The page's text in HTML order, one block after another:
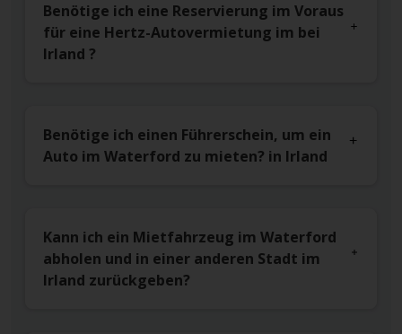
Benötige ich eine Reservierung im Voraus
für eine Hertz-Autovermietung im bei
Irland ?
Benötige ich einen Führerschein, um ein
Auto im Waterford zu mieten? in Irland
Kann ich ein Mietfahrzeug im Waterford
abholen und in einer anderen Stadt im
Irland zurückgeben?